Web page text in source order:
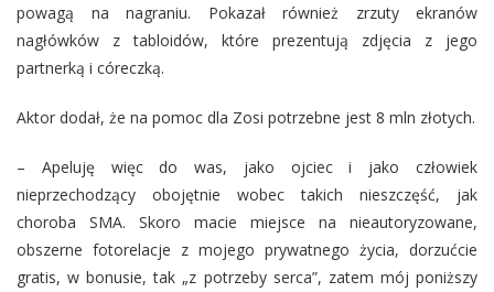
powagą na nagraniu. Pokazał również zrzuty ekranów
nagłówków z tabloidów, które prezentują zdjęcia z jego
partnerką i córeczką.
Aktor dodał, że na pomoc dla Zosi potrzebne jest 8 mln złotych.
– Apeluję więc do was, jako ojciec i jako człowiek
nieprzechodzący obojętnie wobec takich nieszczęść, jak
choroba SMA. Skoro macie miejsce na nieautoryzowane,
obszerne fotorelacje z mojego prywatnego życia, dorzućcie
gratis, w bonusie, tak „z potrzeby serca”, zatem mój poniższy